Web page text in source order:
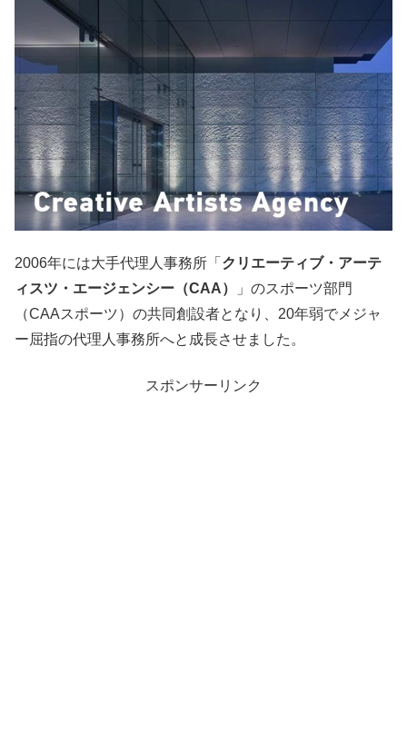
2006年には大手代理人事務所「 クリエーティブ・アーテ
ィスツ・エージェンシー（CAA）
」のスポーツ部門
（CAAスポーツ）の共同創設者となり、20年弱でメジャ
ー屈指の代理人事務所へと成長させました。
スポンサーリンク